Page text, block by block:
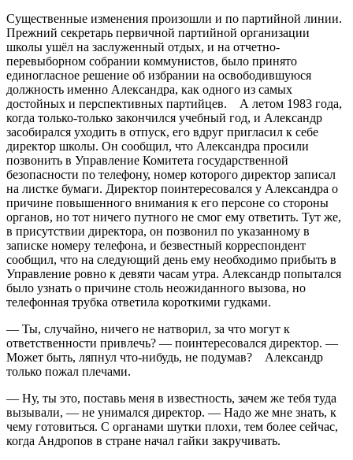
Существенные изменения произошли и по партийной линии.
Прежний секретарь первичной партийной организации
школы ушёл на заслуженный отдых, и на отчетно-
перевыборном собрании коммунистов, было принято
единогласное решение об избрании на освободившуюся
должность именно Александра, как одного из самых
достойных и перспективных партийцев. А летом 1983 года,
когда только-только закончился учебный год, и Александр
засобирался уходить в отпуск, его вдруг пригласил к себе
директор школы. Он сообщил, что Александра просили
позвонить в Управление Комитета государственной
безопасности по телефону, номер которого директор записал
на листке бумаги. Директор поинтересовался у Александра о
причине повышенного внимания к его персоне со стороны
органов, но тот ничего путного не смог ему ответить. Тут же,
в присутствии директора, он позвонил по указанному в
записке номеру телефона, и безвестный корреспондент
сообщил, что на следующий день ему необходимо прибыть в
Управление ровно к девяти часам утра. Александр попытался
было узнать о причине столь неожиданного вызова, но
телефонная трубка ответила короткими гудками.
— Ты, случайно, ничего не натворил, за что могут к
ответственности привлечь? — поинтересовался директор. —
Может быть, ляпнул что-нибудь, не подумав? Александр
только пожал плечами.
— Ну, ты это, поставь меня в известность, зачем же тебя туда
вызывали, — не унимался директор. — Надо же мне знать, к
чему готовиться. С органами шутки плохи, тем более сейчас,
когда Андропов в стране начал гайки закручивать.